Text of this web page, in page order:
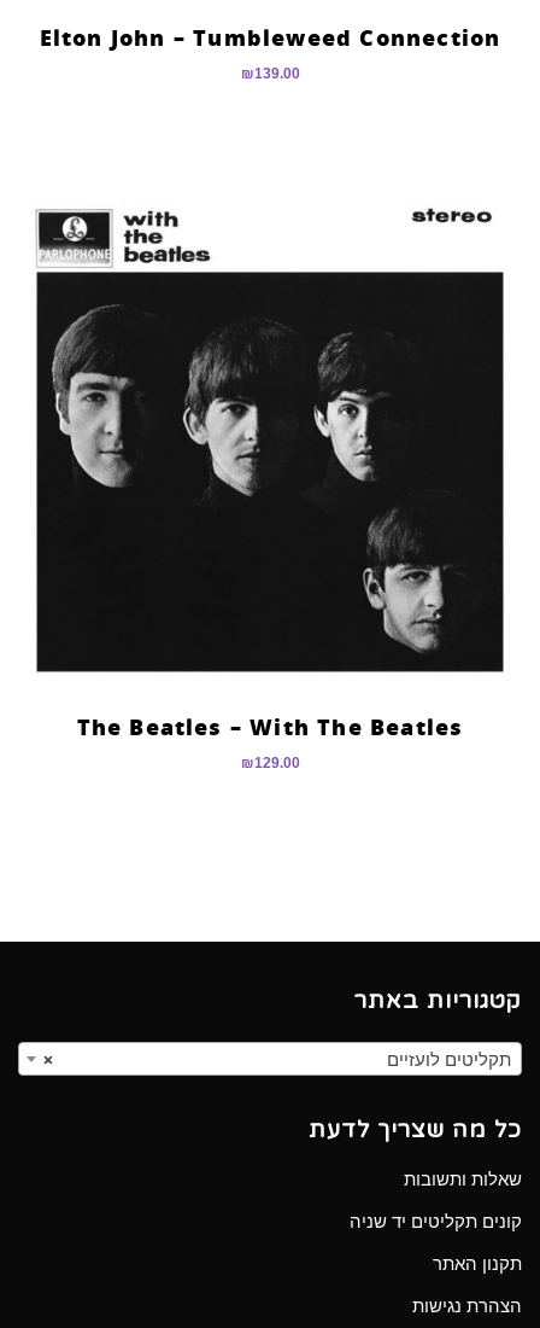
Elton John – Tumbleweed Connection
₪139.00
The Beatles – With The Beatles
₪129.00
קטגוריות באתר
× תקליטים לועזיים
כל מה שצריך לדעת
שאלות ותשובות
קונים תקליטים יד שניה
תקנון האתר
הצהרת נגישות